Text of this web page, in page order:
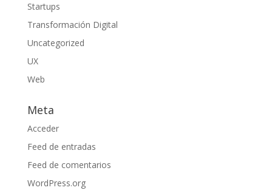
Startups
Transformación Digital
Uncategorized
UX
Web
Meta
Acceder
Feed de entradas
Feed de comentarios
WordPress.org